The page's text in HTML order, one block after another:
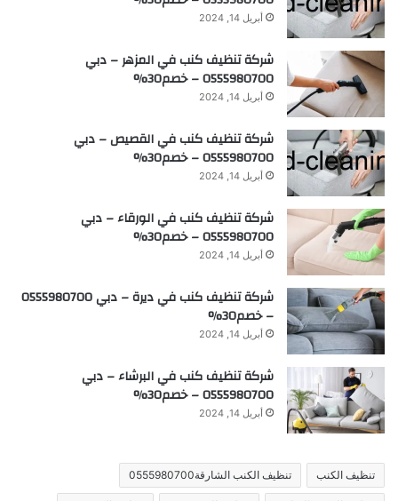
أبريل 14, 2024
شركة تنظيف كنب في المزهر – دبي
0555980700 – خصم30%
أبريل 14, 2024
شركة تنظيف كنب في القصيص – دبي
0555980700 – خصم30%
أبريل 14, 2024
شركة تنظيف كنب في الورقاء – دبي
0555980700 – خصم30%
أبريل 14, 2024
شركة تنظيف كنب في ديرة – دبي 0555980700
– خصم30%
أبريل 14, 2024
شركة تنظيف كنب في البرشاء – دبي
0555980700 – خصم30%
أبريل 14, 2024
تنظيف الكنب تنظيف الكنب الشارقة0555980700